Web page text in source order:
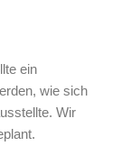
ein
wie sich
Wir